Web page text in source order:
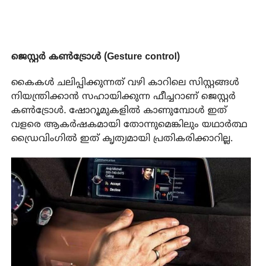
ജെസ്റ്റർ കൺട്രോൾ (Gesture control)
കൈകൾ ചലിപ്പിക്കുന്നത് വഴി കാറിലെ സിസ്റ്റങ്ങൾ
നിയന്ത്രിക്കാൻ സഹായിക്കുന്ന ഫീച്ചറാണ് ജെസ്റ്റർ
കൺട്രോൾ. ഷോറൂമുകളിൽ കാണുമ്പോൾ ഇത്
വളരെ ആകർഷകമായി തോന്നുമെങ്കിലും യഥാർത്ഥ
ഡ്രൈവിംഗിൽ ഇത് കൃത്യമായി പ്രതികരിക്കാറില്ല.